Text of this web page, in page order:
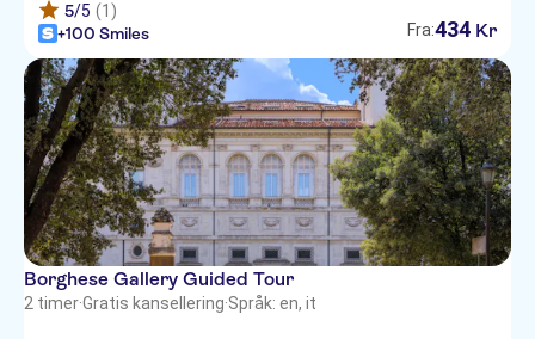
5/5 (1)
+100 Smiles
Fra:434 Kr
Borghese Gallery Guided Tour
2 timer·Gratis kansellering·Språk: en, it